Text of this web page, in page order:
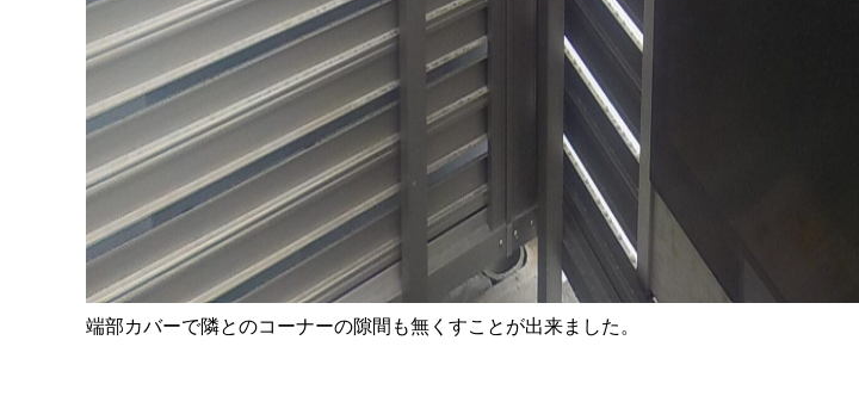
端部カバーで隣とのコーナーの隙間も無くすことが出来ました。